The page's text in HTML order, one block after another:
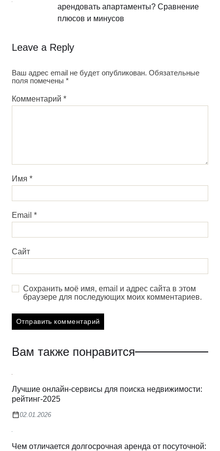
арендовать апартаменты? Сравнение
плюсов и минусов
Leave a Reply
Ваш адрес email не будет опубликован. Обязательные
поля помечены *
Комментарий *
Имя *
Email *
Сайт
Сохранить моё имя, email и адрес сайта в этом
браузере для последующих моих комментариев.
Вам также понравится
Лучшие онлайн-сервисы для поиска недвижимости:
рейтинг-2025
02.01.2026
Чем отличается долгосрочная аренда от посуточной: